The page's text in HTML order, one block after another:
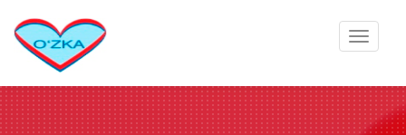
Toggle